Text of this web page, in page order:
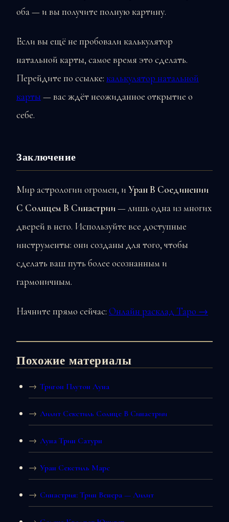
оба — и вы получите полную картину.
Если вы ещё не пробовали калькулятор
натальной карты, самое время это сделать.
Перейдите по ссылке: калькулятор натальной
карты — вас ждёт неожиданное открытие о
себе.
Заключение
Мир астрологии огромен, и Уран В Соединении
С Солнцем В Синастрии— лишь одна из многих
дверей в него. Используйте все доступные
инструменты: они созданы для того, чтобы
сделать ваш путь более осознанным и
гармоничным.
Начните прямо сейчас: Онлайн расклад Таро →
Похожие материалы
Тригон Плутон Луна
Лилит Секстиль Солнце В Синастрии
Луна Трин Сатурн
Уран Секстиль Марс
Синастрия: Трин Венера — Лилит